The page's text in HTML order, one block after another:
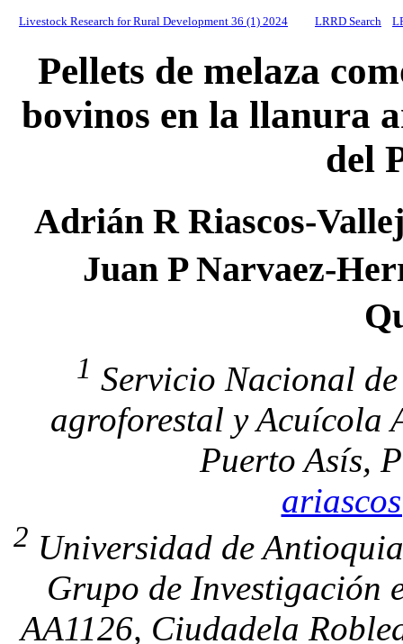
Livestock Research for Rural Development 36 (1) 2024 LRRD Search
Pellets de melaza
bovinos en la llanura
del
Adrián R Riascos-
Juan P Narvaez-
1 Servicio Nacional
agroforestal y Acuícola
Puerto Asís,
2 Universidad de
Grupo de Investigación
AA1126, Ciudadela